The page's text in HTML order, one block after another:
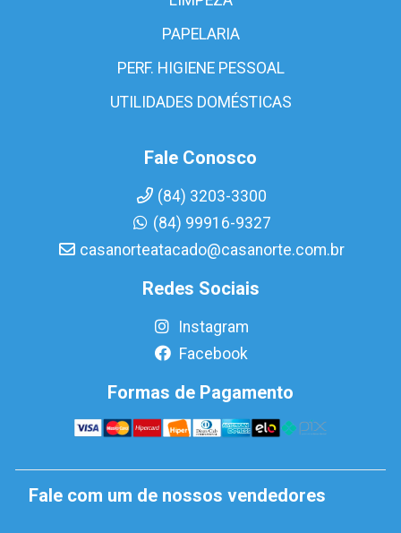
PAPELARIA
PERF. HIGIENE PESSOAL
UTILIDADES DOMÉSTICAS
Fale Conosco
(84) 3203-3300
(84) 99916-9327
casanorteatacado@casanorte.com.br
Redes Sociais
Instagram
Facebook
Formas de Pagamento
Fale com um de nossos vendedores